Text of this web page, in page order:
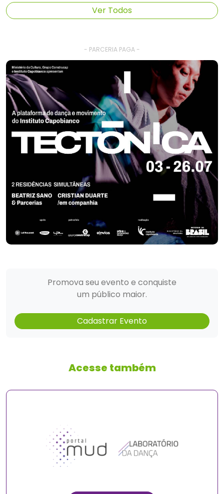
Ver Todos
- PARCERIA PAGA -
Promova seu evento e conquiste
um público maior.
Cadastrar Evento
Acesse também